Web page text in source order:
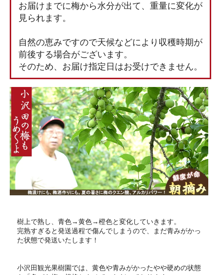
お届けまでに梅から水分が出て、重量に変化が
見られます。
自然の恵みですので天候などにより収穫時期が
前後する場合がございます。
そのため、お届け指定日はお受けできません。
樹上で熟し、青色→黄色→橙色と変化していきます。
完熟すぎると発送過程で傷んでしまうので、まだ青みがかっ
た状態で発送いたします！
小沢田観光果樹園では、黄色や青みがかったやや硬めの状態